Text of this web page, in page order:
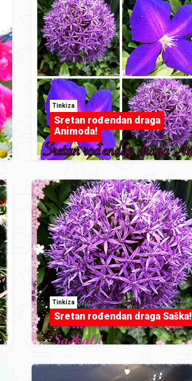
Tinkiza
Sretan rođendan draga
Animoda!
Tinkiza
Sretan rođendan draga Saška!